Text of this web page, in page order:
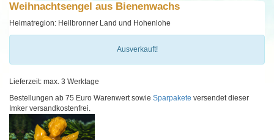
Weihnachtsengel aus Bienenwachs
Heimatregion: Heilbronner Land und Hohenlohe
Ausverkauft!
Lieferzeit: max. 3 Werktage
Bestellungen ab 75 Euro Warenwert sowie Sparpakete versendet dieser
Imker versandkostenfrei.